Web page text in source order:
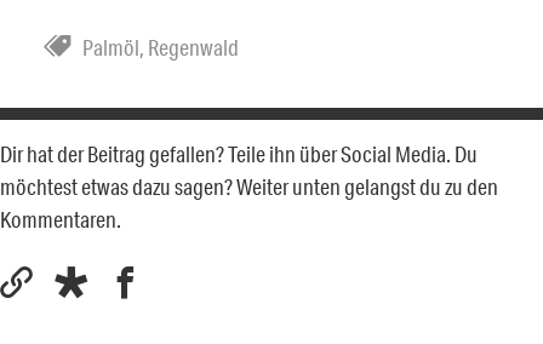
Palmöl, Regenwald
Dir hat der Beitrag gefallen? Teile ihn über Social Media. Du
möchtest etwas dazu sagen? Weiter unten gelangst du zu den
Kommentaren.